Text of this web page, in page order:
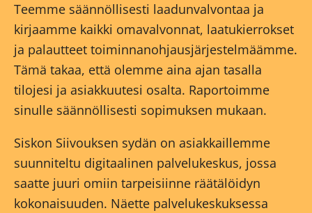
Teemme säännöllisesti laadunvalvontaa ja
kirjaamme kaikki omavalvonnat, laatukierrokset
ja palautteet toiminnanohjausjärjestelmäämme.
Tämä takaa, että olemme aina ajan tasalla
tilojesi ja asiakkuutesi osalta. Raportoimme
sinulle säännöllisesti sopimuksen mukaan.
Siskon Siivouksen sydän on asiakkaillemme
suunniteltu digitaalinen palvelukeskus, jossa
saatte juuri omiin tarpeisiinne räätälöidyn
kokonaisuuden. Näette palvelukeskuksessa